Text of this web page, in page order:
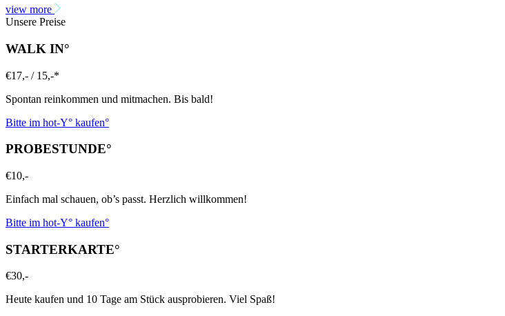
view more
Unsere Preise
WALK IN°
€17,- / 15,-*
Spontan reinkommen und mitmachen. Bis bald!
Bitte im hot-Y° kaufen°
PROBESTUNDE°
€10,-
Einfach mal schauen, ob’s passt. Herzlich willkommen!
Bitte im hot-Y° kaufen°
STARTERKARTE°
€30,-
Heute kaufen und 10 Tage am Stück ausprobieren. Viel Spaß!